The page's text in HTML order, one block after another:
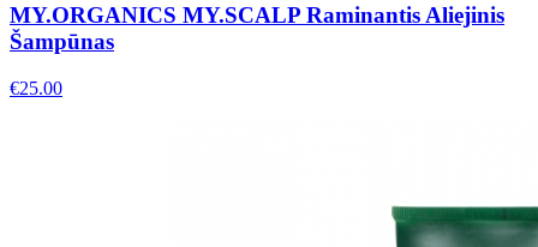
MY.ORGANICS MY.SCALP Raminantis Aliejinis
Šampūnas
€25.00